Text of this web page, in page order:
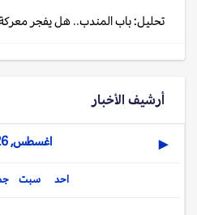
تحليل: باب المندب.. هل يفجر معركة
أرشيف الأخبار
◀ اغسطس, 2026
سبت احد